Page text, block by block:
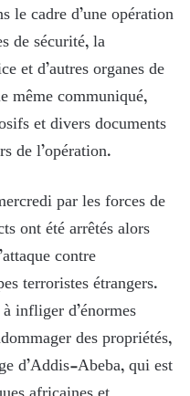
le cadre d’une opération
de sécurité, la
et d’autres organes de
même communiqué,
et divers documents
de l’opération.
par les forces de
ont été arrêtés alors
contre
terroristes étrangers.
infliger d’énormes
des propriétés,
d’Addis-Abeba, qui est